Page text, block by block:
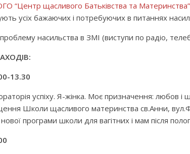
“Центр щасливого Батьківства та Материнства”
усіх бажаючих і потребуючих в питаннях
насильства в ЗМІ (виступи по радіо,
13.30
успіху. Я-жінка. Моє призначення: любов і
Школи щасливого материнства св.Анни,
програми школи для вагітних і мам після